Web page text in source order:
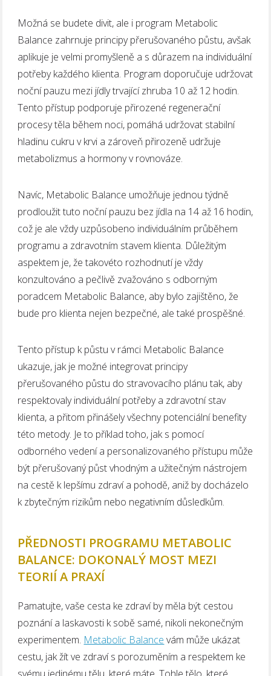
Možná se budete divit, ale i program Metabolic
Balance zahrnuje principy přerušovaného půstu, avšak
aplikuje je velmi promyšleně a s důrazem na individuální
potřeby každého klienta. Program doporučuje udržovat
noční pauzu mezi jídly trvající zhruba 10 až 12 hodin.
Tento přístup podporuje přirozené regenerační
procesy těla během noci, pomáhá udržovat stabilní
hladinu cukru v krvi a zároveň přirozeně udržuje
metabolizmus a hormony v rovnováze.
Navíc, Metabolic Balance umožňuje jednou týdně
prodloužit tuto noční pauzu bez jídla na 14 až 16 hodin,
což je ale vždy uzpůsobeno individuálním průběhem
programu a zdravotním stavem klienta. Důležitým
aspektem je, že takovéto rozhodnutí je vždy
konzultováno a pečlivě zvažováno s odborným
poradcem Metabolic Balance, aby bylo zajištěno, že
bude pro klienta nejen bezpečné, ale také prospěšné.
Tento přístup k půstu v rámci Metabolic Balance
ukazuje, jak je možné integrovat principy
přerušovaného půstu do stravovacího plánu tak, aby
respektovaly individuální potřeby a zdravotní stav
klienta, a přitom přinášely všechny potenciální benefity
této metody. Je to příklad toho, jak s pomocí
odborného vedení a personalizovaného přístupu může
být přerušovaný půst vhodným a užitečným nástrojem
na cestě k lepšímu zdraví a pohodě, aniž by docházelo
k zbytečným rizikům nebo negativním důsledkům.
PŘEDNOSTI PROGRAMU METABOLIC
BALANCE: DOKONALÝ MOST MEZI
TEORIÍ A PRAXÍ
Pamatujte, vaše cesta ke zdraví by měla být cestou
poznání a laskavosti k sobě samé, nikoli nekonečným
experimentem. Metabolic Balance vám může ukázat
cestu, jak žít ve zdraví s porozuměním a respektem ke